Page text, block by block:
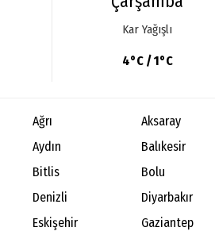
Kar Yağışlı
4°C / 1°C
Ağrı Aksaray
Aydın Balıkesir
Bitlis Bolu
Denizli Diyarbakır
Eskişehir Gaziantep